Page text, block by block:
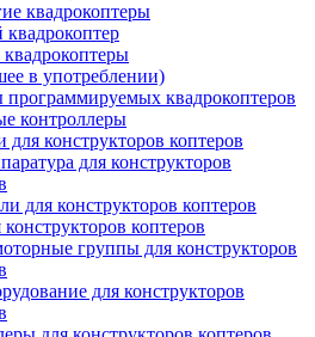
квадрокоптеры
квадрокоптер
квадрокоптеры
в употреблении)
программируемых квадрокоптеров
контроллеры
для конструкторов коптеров
для конструкторов
для конструкторов коптеров
коптеров
группы для конструкторов
для конструкторов